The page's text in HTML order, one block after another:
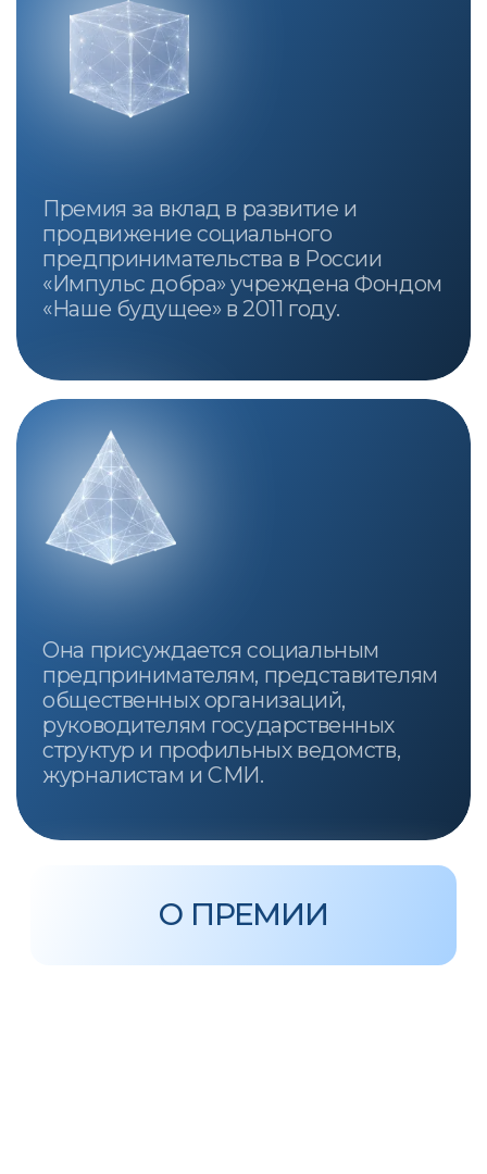
119019, г. Москва, ул. Знаменка, дом 8/13,
строение 2
© Фонд «Наше будущее», 2007-2026.
Материалы официального сайта Фонда
региональных социальных программ
«Наше будущее» могут быть
воспроизведены в любых средствах
массовой информации при условии
наличия активной ссылки на
Публичная оферта
Согласие на обработку персональных
данных
Согласие на получение рекламно-
информационных рассылок